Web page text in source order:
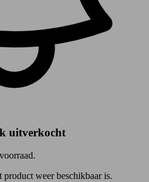
uitverkocht
weer beschikbaar is.